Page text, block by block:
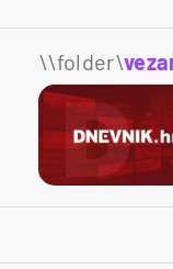
\\folder\